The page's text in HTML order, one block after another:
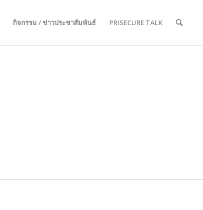
กิจกรรม / ข่าวประชาสัมพันธ์ PRISECURE TALK